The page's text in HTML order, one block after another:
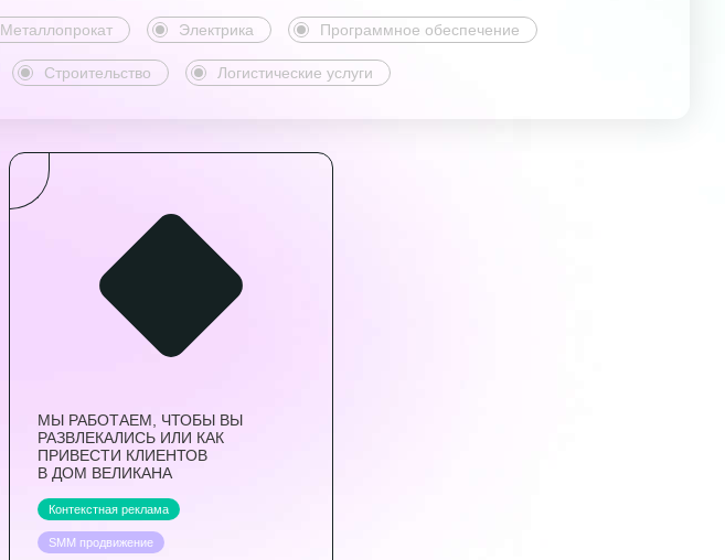
Металлопрокат Электрика Программное обеспечение
Строительство Логистические услуги
МЫ РАБОТАЕМ, ЧТОБЫ ВЫ
РАЗВЛЕКАЛИСЬ ИЛИ КАК
ПРИВЕСТИ КЛИЕНТОВ
В ДОМ ВЕЛИКАНА
Контекстная реклама
SMM продвижение